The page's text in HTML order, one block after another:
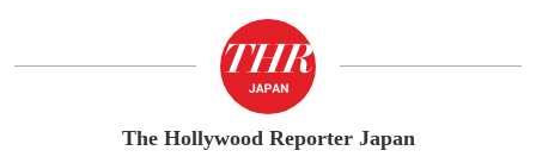
The Hollywood Reporter Japan